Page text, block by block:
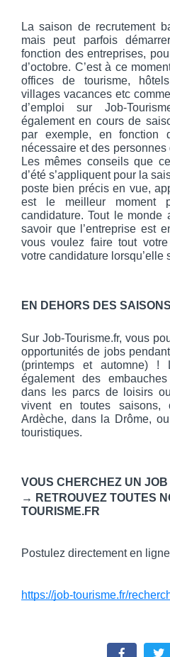
La saison de recrutement
mais peut parfois
fonction des entreprises,
d’octobre. C’est à ce
offices de tourisme,
villages vacances etc
d’emploi sur Job-
également en cours de
par exemple, en fonction
nécessaire et des
Les mêmes conseils que
d’été s’appliquent pour la
poste bien précis en vue,
est le meilleur moment
candidature. Tout le monde
savoir que l’entreprise est
vous voulez faire tout
votre candidature lorsqu’elle
EN DEHORS DES
Sur Job-Tourisme.fr, vous
opportunités de jobs
(printemps et automne) !
également des
dans les parcs de loisirs
vivent en toutes saisons,
Ardèche, dans la Drôme,
touristiques.
VOUS CHERCHEZ UN
→ RETROUVEZ TOUTES
TOURISME.FR
Postulez directement en
https://job-tourisme.fr/